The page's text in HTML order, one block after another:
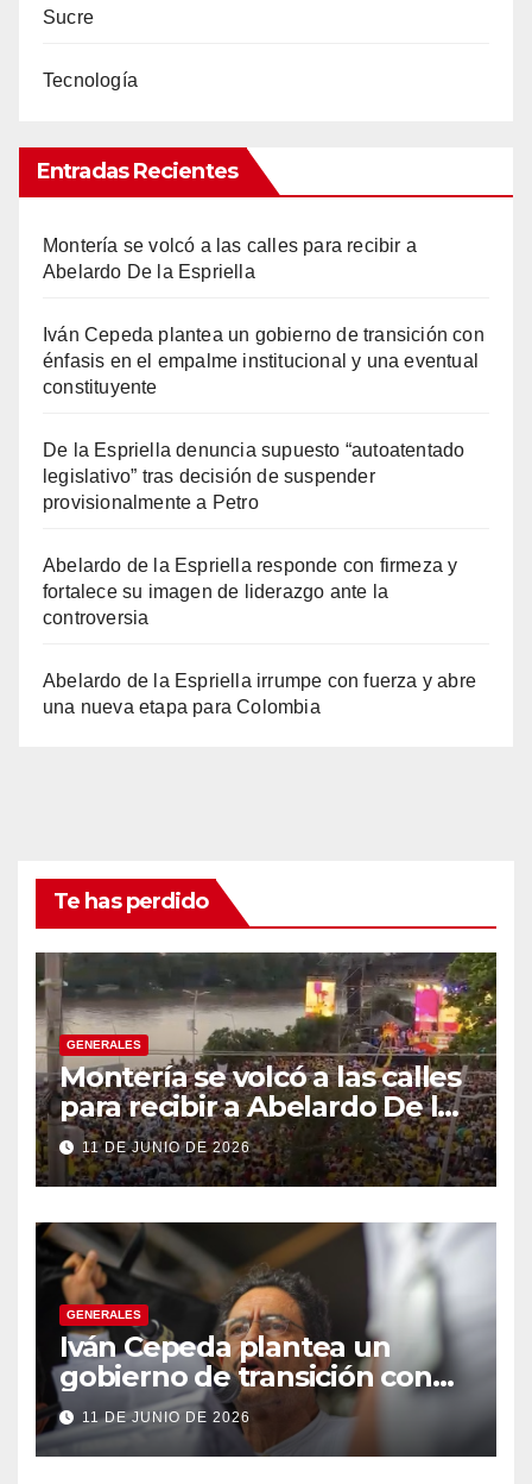
Sucre
Tecnología
Entradas Recientes
Montería se volcó a las calles para recibir a
Abelardo De la Espriella
Iván Cepeda plantea un gobierno de transición con
énfasis en el empalme institucional y una eventual
constituyente
De la Espriella denuncia supuesto “autoatentado
legislativo” tras decisión de suspender
provisionalmente a Petro
Abelardo de la Espriella responde con firmeza y
fortalece su imagen de liderazgo ante la
controversia
Abelardo de la Espriella irrumpe con fuerza y abre
una nueva etapa para Colombia
Te has perdido
GENERALES
Montería se volcó a las calles
para recibir a Abelardo De la
Espriella
11 DE JUNIO DE 2026
GENERALES
Iván Cepeda plantea un
gobierno de transición con
énfasis en el empalme
institucional y una eventual
constituyente
11 DE JUNIO DE 2026